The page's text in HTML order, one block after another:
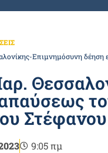
Επιμνημόσυνη δέηση
9:05 πμ